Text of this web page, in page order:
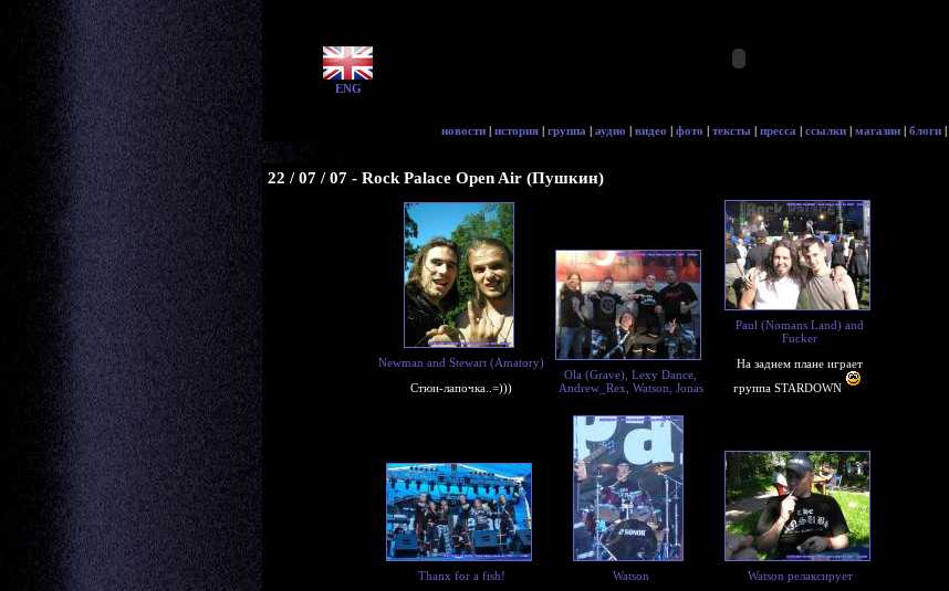
ENG
новости | история | группа | аудио | видео | фото | тексты | пресса | ссылки | магазин | блоги |
22 / 07 / 07 - Rock Palace Open Air (Пушкин)
Newman and Stewart (Amatory)
Стюи-лапочка..=)))
Ola (Grave), Lexy Dance,
Andrew_Rex, Watson, Jonas
Paul (Nomans Land) and
Fucker
На заднем плане играет
группа STARDOWN
Thanx for a fish! Watson Watson релаксирует